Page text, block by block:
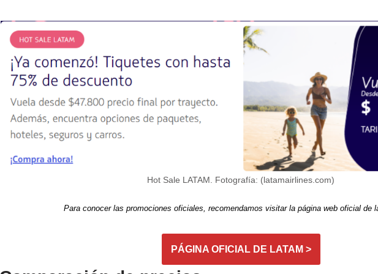
Hot Sale LATAM. Fotografía: (latamairlines.com)
Para conocer las promociones oficiales, recomendamos visitar la página web oficial de
PÁGINA OFICIAL DE LATAM >